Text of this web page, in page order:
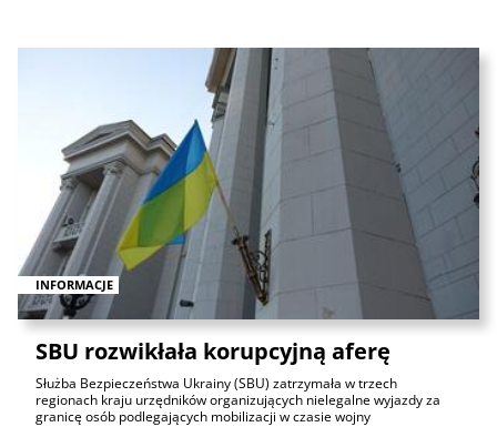
INFORMACJE
SBU rozwikłała korupcyjną aferę
Służba Bezpieczeństwa Ukrainy (SBU) zatrzymała w trzech
regionach kraju urzędników organizujących nielegalne wyjazdy za
granicę osób podlegających mobilizacji w czasie wojny